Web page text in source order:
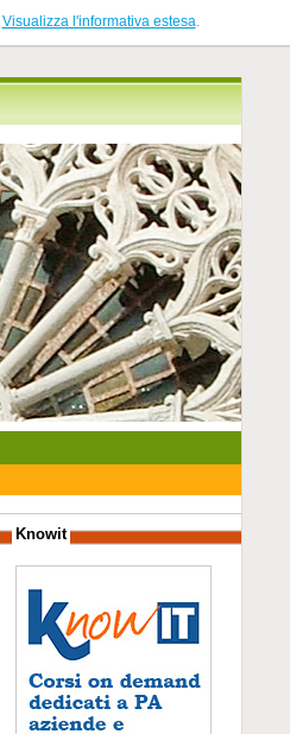
Visualizza l'informativa estesa.
Knowit